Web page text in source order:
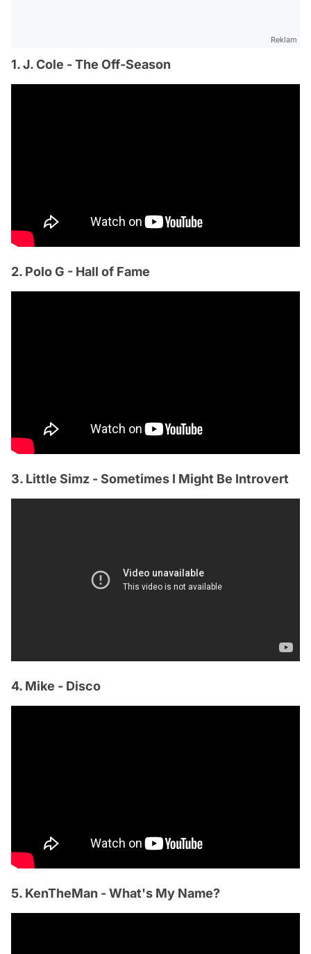
Reklam
1. J. Cole - The Off-Season
2. Polo G - Hall of Fame
3. Little Simz - Sometimes I Might Be Introvert
4. Mike - Disco
5. KenTheMan - What's My Name?